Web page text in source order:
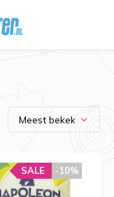
-10%
SALE